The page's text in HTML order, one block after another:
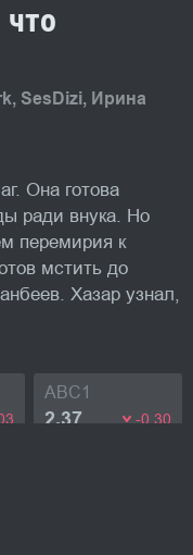
SesDizi, Ирина
Она готова
ради внука. Но
перемирия к
мстить до
Хазар узнал,
ABC1
2.37 -0.30